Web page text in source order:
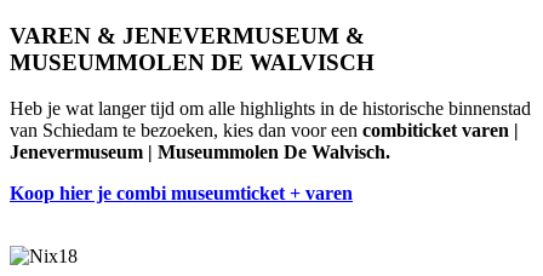
VAREN & JENEVERMUSEUM &
MUSEUMMOLEN DE WALVISCH
Heb je wat langer tijd om alle highlights in de historische binnenstad
van Schiedam te bezoeken, kies dan voor een combiticket varen |
Jenevermuseum | Museummolen De Walvisch.
Koop hier je combi museumticket + varen